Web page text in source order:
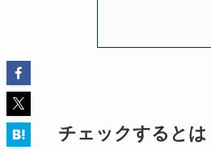
チェックすると